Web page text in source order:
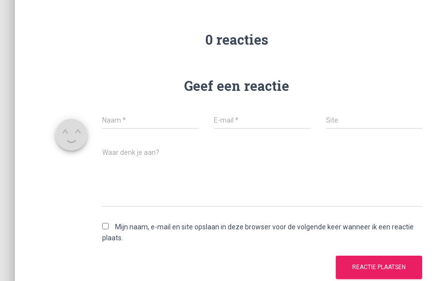
0 reacties
Geef een reactie
Naam * E-mail* Site
Waar denk je aan?
Mijn naam, e-mail en site opslaan in deze browser voor de volgende keer wanneer ik een reactie
plaats.